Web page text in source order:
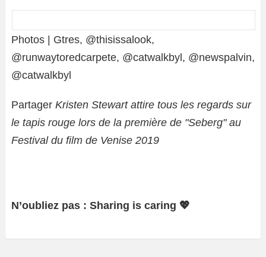
Photos | Gtres, @thisissalook,
@runwaytoredcarpete, @catwalkbyl, @newspalvin,
@catwalkbyl
Partager Kristen Stewart attire tous les regards sur
le tapis rouge lors de la première de "Seberg" au
Festival du film de Venise 2019
N’oubliez pas : Sharing is caring 💖